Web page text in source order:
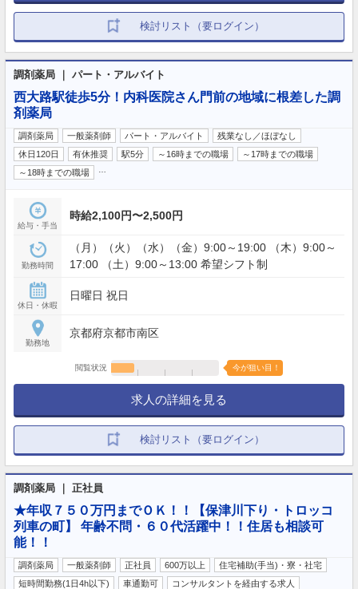
検討リスト（要ログイン）
調剤薬局 ｜ パート・アルバイト
西大路駅徒歩5分！内科医院さん門前の地域に根差した調
剤薬局
調剤薬局 一般薬剤師 パート・アルバイト
残業なし／ほぼなし
休日120日
有休推奨 駅5分 ～16時までの職場
～17時までの職場
～18時までの職場
給与・手当
時給2,100円〜2,500円
勤務時間
（月）（火）（水）（金）9:00～19:00 （木）9:00～
17:00 （土）9:00～13:00 希望シフト制
休日・休暇
日曜日 祝日
勤務地
京都府京都市南区
閲覧状況 今が狙い目！
求人の詳細を見る
検討リスト（要ログイン）
調剤薬局 ｜ 正社員
★年収７５０万円までＯＫ！！【保津川下り・トロッコ
列車の町】 年齢不問・６０代活躍中！！住居も相談可
能！！
調剤薬局 一般薬剤師 正社員 600万以上
住宅補助(手当)・寮・社宅
短時間勤務(1日4h以下)
車通勤可 コンサルタントを経由する求人